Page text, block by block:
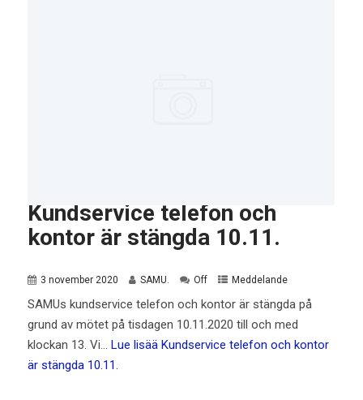
Kundservice telefon och
kontor är stängda 10.11.
3 november 2020 SAMU. Off Meddelande
SAMUs kundservice telefon och kontor är stängda på
grund av mötet på tisdagen 10.11.2020 till och med
klockan 13. Vi…Lue lisää Kundservice telefon och kontor
är stängda 10.11.